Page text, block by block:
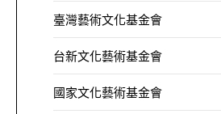
臺灣藝術文化基金會
台新文化藝術基金會
國家文化藝術基金會